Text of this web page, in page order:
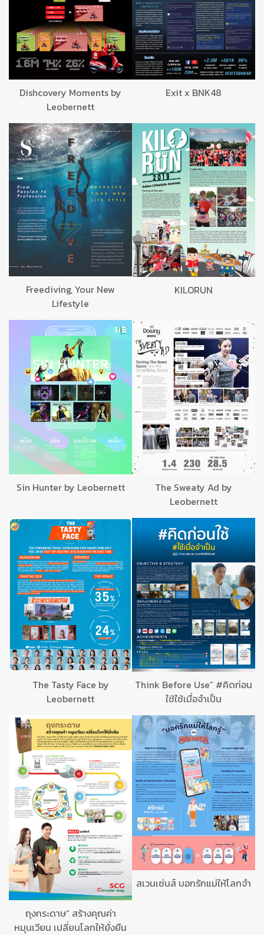
Dishcovery Moments by
Leobernett
Exit x BNK48
Freediving, Your New
Lifestyle
KILORUN
Sin Hunter by Leobernett
The Sweaty Ad by
Leobernett
The Tasty Face by
Leobernett
Think Before Use” #คิดก่อน
ใช้ใช้เมื่อจำเป็น
ถุงกระดาษ” สร้างคุณค่า
หมุนเวียน เปลี่ยนโลกให้ยั่งยืน
สเวนเซ่นส์ บอกรักแม่ให้โลกจำ